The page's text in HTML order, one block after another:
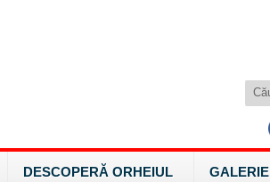
DESCOPERĂ ORHEIUL GALERIE